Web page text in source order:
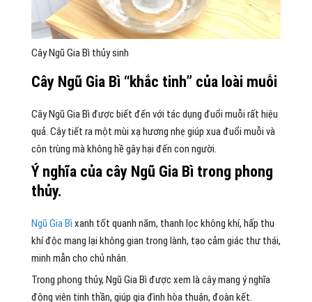
Cây Ngũ Gia Bì thủy sinh
Cây Ngũ Gia Bì “khắc tinh” của loài muỗi
Cây Ngũ Gia Bì được biết đến với tác dụng đuổi muỗi rất hiệu
quả. Cây tiết ra một mùi xạ hương nhẹ giúp xua đuổi muỗi và
côn trùng mà không hề gây hại đến con người.
Ý nghĩa của cây Ngũ Gia Bì trong phong
thủy.
Ngũ Gia Bì xanh tốt quanh năm, thanh lọc không khí, hấp thu
khí độc mang lại không gian trong lành, tạo cảm giác thư thái,
minh mẫn cho chủ nhân.
Trong phong thủy, Ngũ Gia Bì được xem là cây mang ý nghĩa
động viên tinh thần, giúp gia đình hòa thuận, đoàn kết.